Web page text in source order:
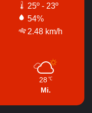
25º - 23º
54%
2.48 km/h
28 ℃
Mi.